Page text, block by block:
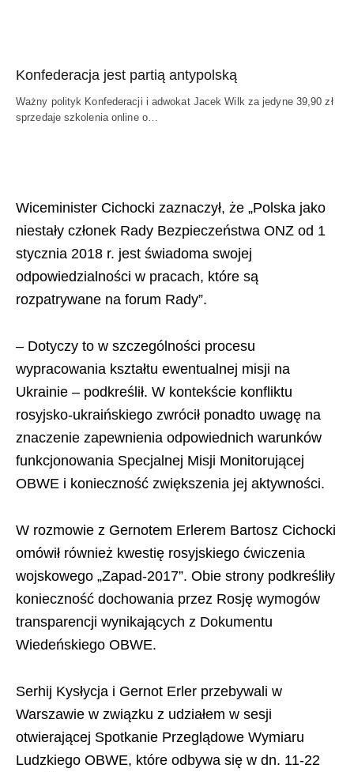
Konfederacja jest partią antypolską
Ważny polityk Konfederacji i adwokat Jacek Wilk za jedyne 39,90 zł
sprzedaje szkolenia online o…
Wiceminister Cichocki zaznaczył, że „Polska jako
niestały członek Rady Bezpieczeństwa ONZ od 1
stycznia 2018 r. jest świadoma swojej
odpowiedzialności w pracach, które są
rozpatrywane na forum Rady”.
– Dotyczy to w szczególności procesu
wypracowania kształtu ewentualnej misji na
Ukrainie – podkreślił. W kontekście konfliktu
rosyjsko-ukraińskiego zwrócił ponadto uwagę na
znaczenie zapewnienia odpowiednich warunków
funkcjonowania Specjalnej Misji Monitorującej
OBWE i konieczność zwiększenia jej aktywności.
W rozmowie z Gernotem Erlerem Bartosz Cichocki
omówił również kwestię rosyjskiego ćwiczenia
wojskowego „Zapad-2017”. Obie strony podkreśliły
konieczność dochowania przez Rosję wymogów
transparencji wynikających z Dokumentu
Wiedeńskiego OBWE.
Serhij Kysłycja i Gernot Erler przebywali w
Warszawie w związku z udziałem w sesji
otwierającej Spotkanie Przeglądowe Wymiaru
Ludzkiego OBWE, które odbywa się w dn. 11-22